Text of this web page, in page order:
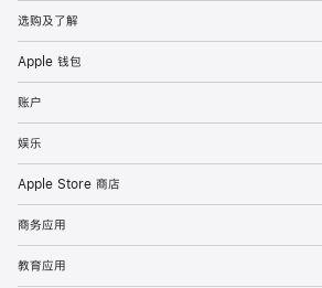
选购及了解
Apple 钱包
账户
娱乐
Apple Store 商店
商务应用
教育应用